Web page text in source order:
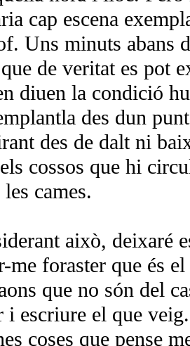
cap escena
Uns minuts abans
de veritat es pot
diuen la condi­ció
des dun
des de dalt ni
cossos que hi
cames.
això, deixaré
me foraster que és
que no són del
i escriure el que
coses que pense